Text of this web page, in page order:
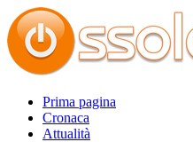
Prima pagina
Cronaca
Attualità